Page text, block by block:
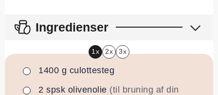
Ingredienser
1x 2x 3x
▢
1400 g culottesteg
▢
2 spsk olivenolie (til bruning af din